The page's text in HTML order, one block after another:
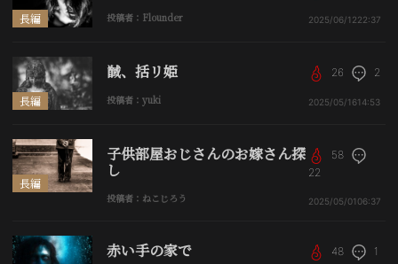
長編 投稿者：Flounder 2025/06/1222:37
長編
馘、括リ姫
投稿者：yuki
26 2
2025/05/1614:53
長編
子供部屋おじさんのお嫁さん探
し
投稿者：ねこじろう
58
22
2025/05/01 06:37
赤い手の家で 48 1